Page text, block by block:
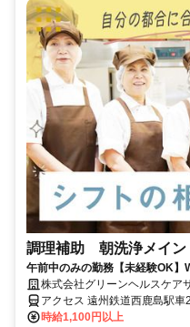
調理補助 朝洗浄メイン
午前中のみの勤務【未経験OK】
株式会社グリーンヘルスケ
アクセス 遠州鉄道西鹿島駅車
時給1,100円以上